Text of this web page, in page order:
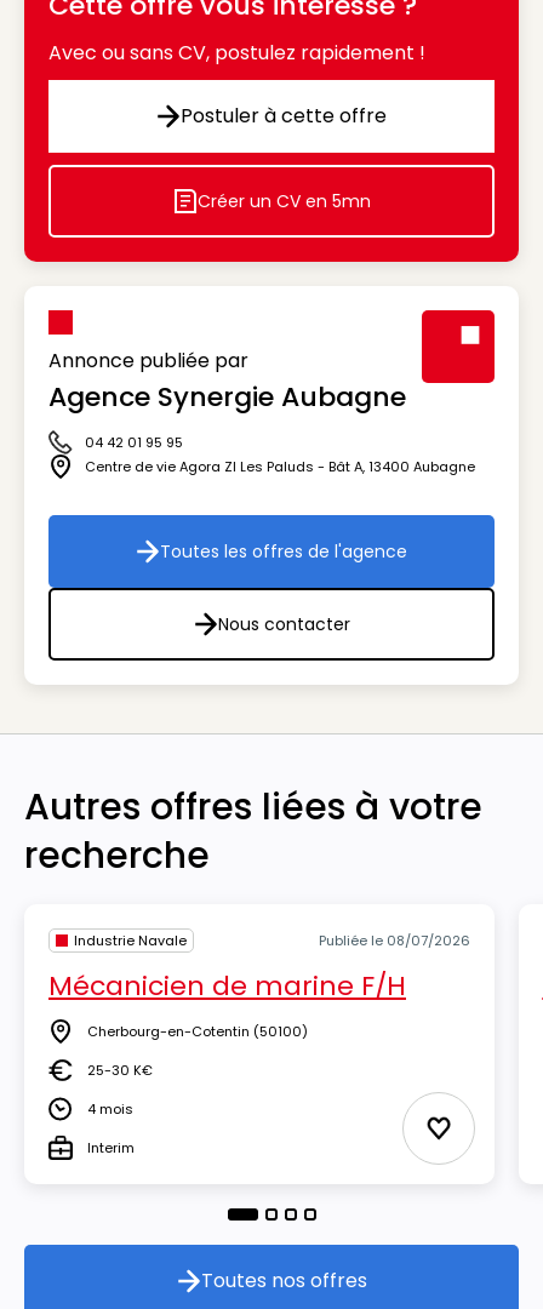
Avec ou sans CV, postulez rapidement !
Postuler à cette offre
Postuler à cette offre
Icon decorative
Créer un CV en 5mn
Annonce publiée par
Agence Synergie Aubagne
Icône téléphone
04 42 01 95 95
Icône adresse
Centre de vie Agora ZI Les Paluds - Bât A,13400 Aubagne
Toutes les offres de l'agence
Toutes les offres de l'agence
Nous contacter
Nous contacter
Autres offres liées à votre
recherche
Industrie Navale Publiée le 08/07/2026
Mécanicien de marine F/H
Lieu Cherbourg-en-Cotentin (50100)
Salaire25-30 K€
Durée4 mois
TypeInterim Ajouter
Toutes nos offres
Toutes nos offres